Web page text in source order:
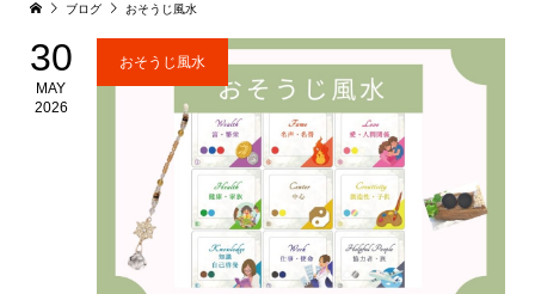
ブログ おそうじ風水
30
MAY
2026
おそうじ風水